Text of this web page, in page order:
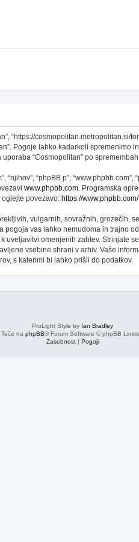
“https://
Pogoje lahko kadarkoli
“Cosmopolitan” po
“phpBB p”,
www.phpbb.com. Programska
povezavo: https://www.phpbb.com/
vulgarnih, sovražnih, grozečih,
pogoja vas lahko nemudoma in trajno
omenjenih zahtev. Strinjate
vsebine shrani v arhiv. Vaše
s katerimi bi lahko prišli do podatkov.
ProLight Style by Ian Bradley
Teče na phpBB® Forum Software © phpBB
Zasebnost| Pogoji